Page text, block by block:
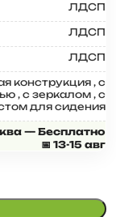
ЛДСП
ЛДСП
ЛДСП
конструкция , с
, с зеркалом , с
для сидения
— Бесплатно
📅 13-15 авг